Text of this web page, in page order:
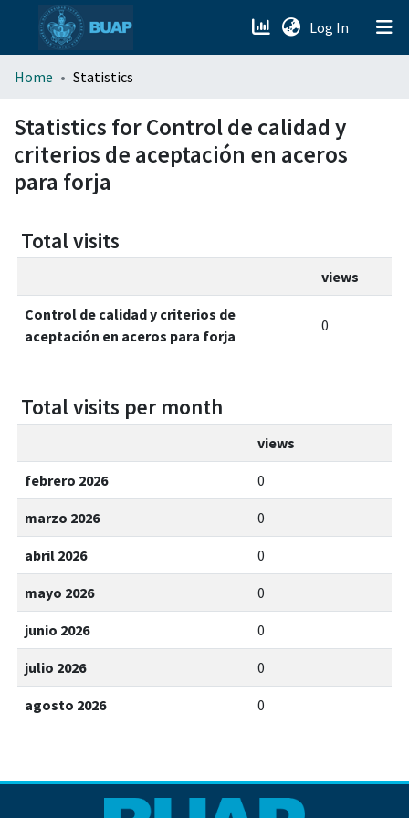
Log In (current)
menu.section.about_menu
All of DSpace
Home Statistics
Statistics for Control de calidad y
criterios de aceptación en aceros
para forja
Total visits
views
Control de calidad y criterios de
aceptación en aceros para forja
0
Total visits per month
views
febrero 2026 0
marzo 2026 0
abril 2026 0
mayo 2026 0
junio 2026 0
julio 2026 0
agosto 2026 0